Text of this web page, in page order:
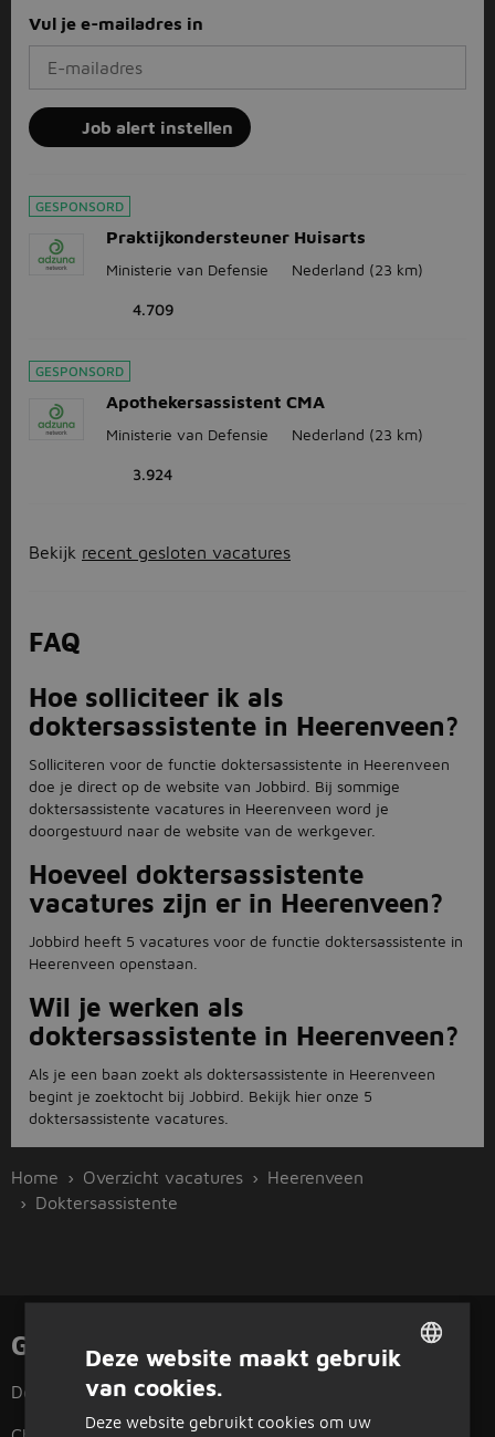
Vul je e-mailadres in
Job alert instellen
GESPONSORD
Praktijkondersteuner Huisarts
Ministerie van Defensie Nederland (23 km)
4.709
GESPONSORD
Apothekersassistent CMA
Ministerie van Defensie Nederland (23 km)
3.924
Bekijk recent gesloten vacatures
FAQ
Hoe solliciteer ik als
doktersassistente in Heerenveen?
Solliciteren voor de functie doktersassistente in Heerenveen
doe je direct op de website van Jobbird. Bij sommige
doktersassistente vacatures in Heerenveen word je
doorgestuurd naar de website van de werkgever.
Hoeveel doktersassistente
vacatures zijn er in Heerenveen?
Jobbird heeft 5 vacatures voor de functie doktersassistente in
Heerenveen openstaan.
Wil je werken als
doktersassistente in Heerenveen?
Als je een baan zoekt als doktersassistente in Heerenveen
begint je zoektocht bij Jobbird. Bekijk hier onze 5
doktersassistente vacatures.
Home Overzicht vacatures
Heerenveen
Doktersassistente
Gerelateerde functies
Doktersassistente
Deze website maakt gebruik
van cookies.
Deze website gebruikt cookies om uw